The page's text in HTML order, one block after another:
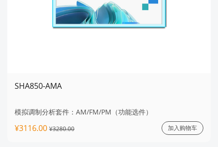
SHA850-AMA
模拟调制分析套件：AM/FM/PM（功能选件）
¥3116.00 ¥3280.00 加入购物车